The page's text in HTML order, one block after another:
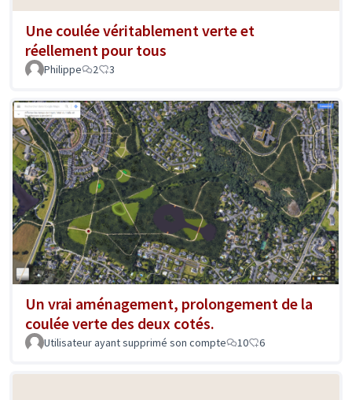
Une coulée véritablement verte et
réellement pour tous
Philippe 2 3
Un vrai aménagement, prolongement de la
coulée verte des deux cotés.
Utilisateur ayant supprimé son compte 10 6